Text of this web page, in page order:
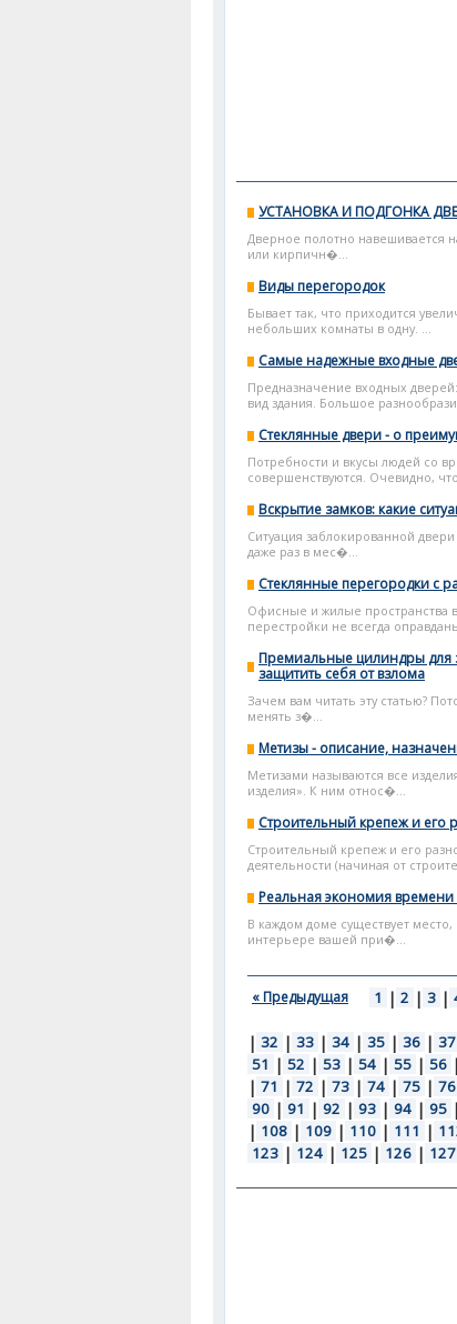
УСТАНОВКА И ПОДГОНКА
Дверное полотно навешивается
или кирпичн�...
Виды перегородок
Бывает так, что приходится
небольших комнаты в одну. ...
Самые надежные входные
Предназначение входных
вид здания. Большое
Стеклянные двери - о
Потребности и вкусы людей со
совершенствуются. Очевидно,
Вскрытие замков: какие
Ситуация заблокированной
даже раз в мес�...
Стеклянные перегородки с
Офисные и жилые пространства
перестройки не всегда
Премиальные цилиндры для
защитить себя от взлома
Зачем вам читать эту статью?
менять з�...
Метизы - описание,
Метизами называются все
изделия». К ним относ�...
Строительный крепеж и его
Строительный крепеж и его
деятельности (начиная от
Реальная экономия времени
В каждом доме существует место,
интерьере вашей при�...
« Предыдущая 1 | 2 | 3 |
| 32 | 33 | 34 | 35 | 36 | 37
51 | 52 | 53 | 54 | 55 | 56 |
| 71 | 72 | 73 | 74 | 75 | 76
90 | 91 | 92 | 93 | 94 | 95 |
| 108 | 109 | 110 | 111 |
123 | 124 | 125 | 126 | 127